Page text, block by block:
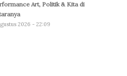
Art, Politik & Kita di
2026 - 22:09